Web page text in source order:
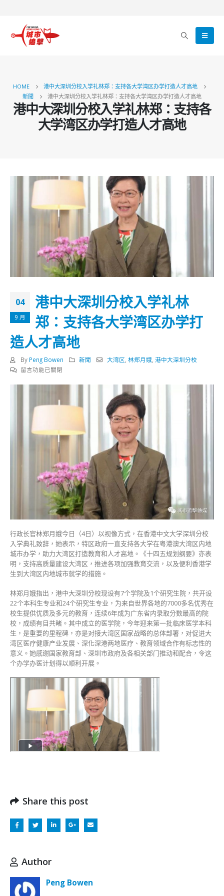
HOME
港中大深圳分校入学礼林郑：支持各大学湾区办学打造人才高地
新聞
港中大深圳分校入学礼林郑：支持各大学湾区办学打造人才高地
港中大深圳分校入学礼林郑：支持各
大学湾区办学打造人才高地
04
9 月
港中大深圳分校入学礼林
郑：支持各大学湾区办学打
造人才高地
By Peng Bowen 新聞 大湾区 ,林郑月娥 ,港中大深圳分校
在
各
大
学
湾
区
办
学
打
造
人
才
高
地〉
中
留言功能已關閉
行政长官林郑月娥今日（4日）以视像方式，在香港中文大学深圳分校
入学典礼致辞，她表示，特区政府一直支持各大学在粤港澳大湾区内地
城市办学，助力大湾区打造教育和人才高地。《十四五规划纲要》亦表
明，支持高质量建设大湾区，推进各项加强教育交流，以及便利香港学
生到大湾区内地城市就学的措施。
林郑月娥指出，港中大深圳分校现设有7个学院及1个研究生院，共开设
22个本科生专业和24个研究生专业，为来自世界各地的7000多名优秀在
校生提供优质及多元的教育，连续6年成为广东省内录取分数最高的院
校，成绩有目共睹。其中成立的医学院，今年迎来第一批临床医学本科
生，是重要的里程碑，亦是对接大湾区国家战略的总体部署，对促进大
湾区医疗健康产业发展、深化深港两地医疗、教育领域合作有标志性的
意义。她感谢国家教育部、深圳市政府及各相关部门推动和配合，令这
个办学办医计划得以顺利开展。
Share this post
Author
Peng Bowen